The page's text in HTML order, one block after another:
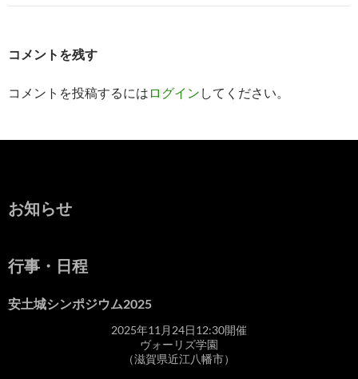
コメントを残す
コメントを投稿するには ログイン してください。
お知らせ
行事・日程
安土城シンポジウム2025
2025年11月24日12:30開催
ヴォーリズ学園
（滋賀県近江八幡市）